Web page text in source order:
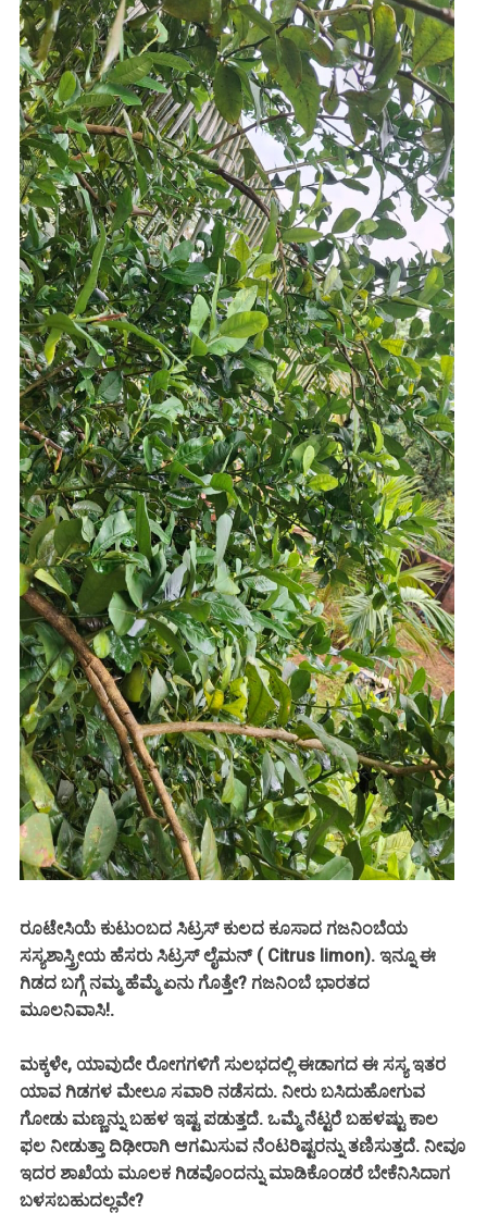
ರೂಟೇಸಿಯೆ ಕುಟುಂಬದ ಸಿಟ್ರಸ್ ಕುಲದ ಕೂಸಾದ ಗಜನಿಂಬೆಯ
ಸಸ್ಯಶಾಸ್ತ್ರೀಯ ಹೆಸರು ಸಿಟ್ರಸ್ ಲೈಮನ್ ( Citrus limon). ಇನ್ನೂ ಈ
ಗಿಡದ ಬಗ್ಗೆ ನಮ್ಮ ಹೆಮ್ಮೆ ಏನು ಗೊತ್ತೇ? ಗಜನಿಂಬೆ ಭಾರತದ
ಮೂಲನಿವಾಸಿ!.
ಮಕ್ಕಳೇ, ಯಾವುದೇ ರೋಗಗಳಿಗೆ ಸುಲಭದಲ್ಲಿ ಈಡಾಗದ ಈ ಸಸ್ಯ ಇತರ
ಯಾವ ಗಿಡಗಳ ಮೇಲೂ ಸವಾರಿ ನಡೆಸದು. ನೀರು ಬಸಿದುಹೋಗುವ
ಗೋಡು ಮಣ್ಣನ್ನು ಬಹಳ ಇಷ್ಟ ಪಡುತ್ತದೆ. ಒಮ್ಮೆ ನೆಟ್ಟರೆ ಬಹಳಷ್ಟು ಕಾಲ
ಫಲ ನೀಡುತ್ತಾ ದಿಢೀರಾಗಿ ಆಗಮಿಸುವ ನೆಂಟರಿಷ್ಟರನ್ನು ತಣಿಸುತ್ತದೆ. ನೀವೂ
ಇದರ ಶಾಖೆಯ ಮೂಲಕ ಗಿಡವೊಂದನ್ನು ಮಾಡಿಕೊಂಡರೆ ಬೇಕೆನಿಸಿದಾಗ
ಬಳಸಬಹುದಲ್ಲವೇ?